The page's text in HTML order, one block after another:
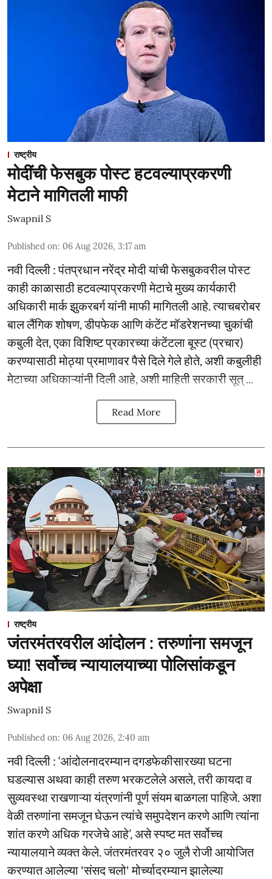
राष्ट्रीय
मोदींची फेसबुक पोस्ट हटवल्याप्रकरणी
मेटाने मागितली माफी
Swapnil S
Published on: 06 Aug 2026, 3:17 am
नवी दिल्ली : पंतप्रधान नरेंद्र मोदी यांची फेसबुकवरील पोस्ट
काही काळासाठी हटवल्याप्रकरणी मेटाचे मुख्य कार्यकारी
अधिकारी मार्क झुकरबर्ग यांनी माफी मागितली आहे. त्याचबरोबर
बाल लैंगिक शोषण, डीपफेक आणि कंटेंट मॉडरेशनच्या चुकांची
कबुली देत, एका विशिष्ट प्रकारच्या कंटेंटला बूस्ट (प्रचार)
करण्यासाठी मोठ्या प्रमाणावर पैसे दिले गेले होते, अशी कबुलीही
मेटाच्या अधिकाऱ्यांनी दिली आहे, अशी माहिती सरकारी सूत् ...
Read More
राष्ट्रीय
जंतरमंतरवरील आंदोलन : तरुणांना समजून
घ्या! सर्वोच्च न्यायालयाच्या पोलिसांकडून
अपेक्षा
Swapnil S
Published on: 06 Aug 2026, 2:40 am
नवी दिल्ली : ‘आंदोलनादरम्यान दगडफेकीसारख्या घटना
घडल्यास अथवा काही तरुण भरकटलेले असले, तरी कायदा व
सुव्यवस्था राखणाऱ्या यंत्रणांनी पूर्ण संयम बाळगला पाहिजे. अशा
वेळी तरुणांना समजून घेऊन त्यांचे समुपदेशन करणे आणि त्यांना
शांत करणे अधिक गरजेचे आहे’, असे स्पष्ट मत सर्वोच्च
न्यायालयाने व्यक्त केले. जंतरमंतरवर २० जुलै रोजी आयोजित
करण्यात आलेल्या 'संसद चलो' मोर्च्यादरम्यान झालेल्या